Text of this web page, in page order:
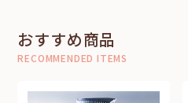
おすすめ商品
RECOMMENDED ITEMS